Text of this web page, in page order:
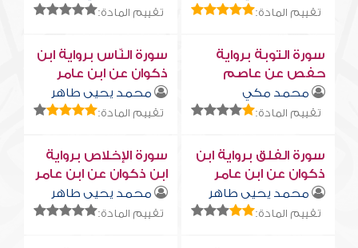
تقييم المادة: تقييم المادة:
سورة التوبة برواية
حفص عن عاصم
محمد مكي
تقييم المادة:
سورة النّاس برواية ابن
ذكوان عن ابن عامر
محمد يحيى طاهر
تقييم المادة:
سورة الفلق برواية ابن
ذكوان عن ابن عامر
محمد يحيى طاهر
تقييم المادة:
سورة الإخلاص برواية
ابن ذكوان عن ابن عامر
محمد يحيى طاهر
تقييم المادة: